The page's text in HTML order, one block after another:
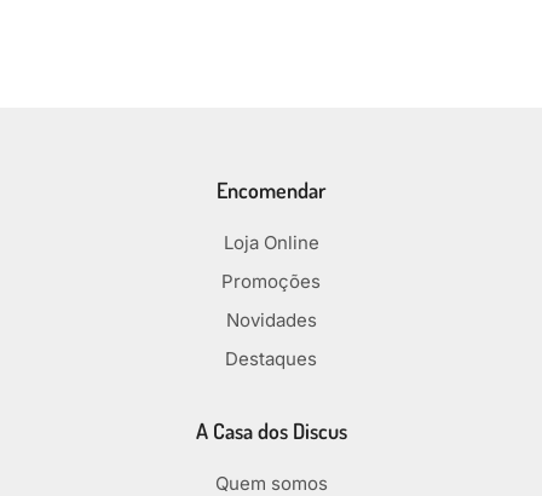
Encomendar
Loja Online
Promoções
Novidades
Destaques
A Casa dos Discus
Quem somos